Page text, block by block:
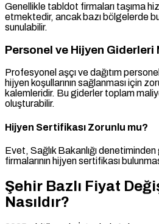
Genellikle tabldot firmaları taşıma
etmektedir, ancak bazı bölgelerde
sunulabilir.
Personel ve Hijyen Giderleri
Profesyonel aşçı ve dağıtım
hijyen koşullarının sağlanması için
kalemleridir. Bu giderler toplam
oluşturabilir.
Hijyen Sertifikası Zorunlu mu?
Evet, Sağlık Bakanlığı
firmalarının hijyen sertifikası
Şehir Bazlı Fiyat
Nasıldır?